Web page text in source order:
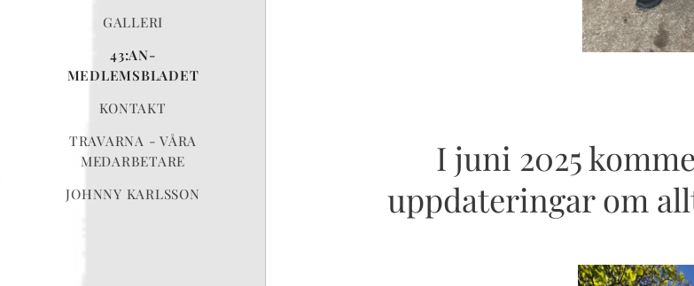
GALLERI
43:AN-
MEDLEMSBLADET
KONTAKT
TRAVARNA - VÅRA
MEDARBETARE
JOHNNY KARLSSON
I juni 2025
uppdateringar om